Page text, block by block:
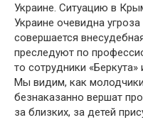
Украине. Ситуацию в
Украине очевидна
совершается
преследуют по
то сотрудники
Мы видим, как
безнаказанно вершат
за близких, за детей